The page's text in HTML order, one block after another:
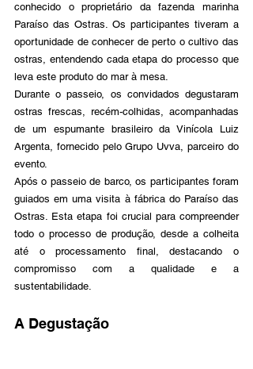
conhecido o proprietário da fazenda marinha
Paraíso das Ostras. Os participantes tiveram a
oportunidade de conhecer de perto o cultivo das
ostras, entendendo cada etapa do processo que
leva este produto do mar à mesa.
Durante o passeio, os convidados degustaram
ostras frescas, recém-colhidas, acompanhadas
de um espumante brasileiro da Vinícola Luiz
Argenta, fornecido pelo Grupo Uvva, parceiro do
evento.
Após o passeio de barco, os participantes foram
guiados em uma visita à fábrica do Paraíso das
Ostras. Esta etapa foi crucial para compreender
todo o processo de produção, desde a colheita
até o processamento final, destacando o
compromisso com a qualidade e a
sustentabilidade.
A Degustação